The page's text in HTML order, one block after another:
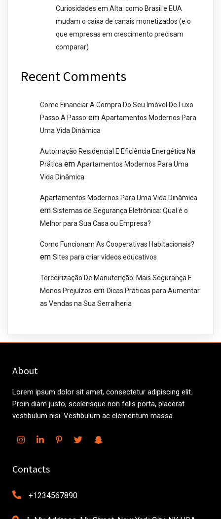
Curiosidades em Alta: como Brasil e EUA
mudam o caixa de canais monetizados (e o
que empresas em crescimento precisam
comparar)
Recent Comments
Como Financiar A Compra Do Seu Imóvel De Luxo
Passo A Passo em Apartamentos Modernos Para
Uma Vida Dinâmica
Automação Residencial E Eficiência Energética Na
Prática em Apartamentos Modernos Para Uma
Vida Dinâmica
Apartamentos Modernos Para Uma Vida Dinâmica
em Sistemas de Segurança Eletrônica: Qual é o
Melhor para Sua Casa ou Empresa?
Como Funcionam As Cooperativas Habitacionais?
em Sites para criar vídeos educativos
Terceirização De Manutenção: Mais Segurança E
Menos Prejuízos em Dicas Práticas para Aumentar
as Vendas na Sua Serralheria
About
Lorem ipsum dolor sit amet, consectetur adipiscing elit.
Proin diam justo, scelerisque non felis porta, placerat
vestibulum nisi. Vestibulum ac elementum massa.
Contacts
+1234567890